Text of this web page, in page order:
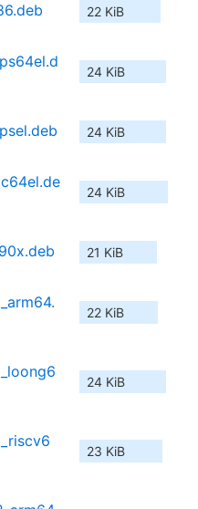
22 KiB
24 KiB
24 KiB
24 KiB
21 KiB
22 KiB
24 KiB
23 KiB